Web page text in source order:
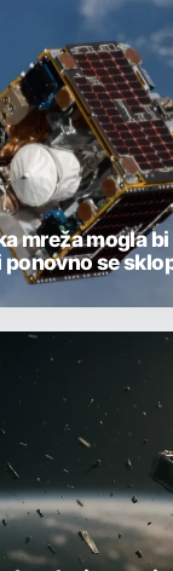
mreža mogla
ponovno se